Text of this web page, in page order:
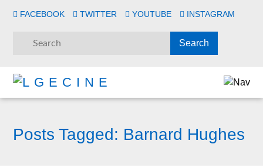
FACEBOOK TWITTER YOUTUBE INSTAGRAM
Posts Tagged: Barnard Hughes